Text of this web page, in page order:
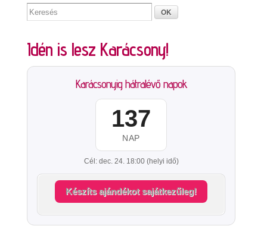
Idén is lesz Karácsony!
Karácsonyig hátralévő napok
137
NAP
Cél: dec. 24. 18:00 (helyi idő)
Készíts ajándékot sajátkezűleg!